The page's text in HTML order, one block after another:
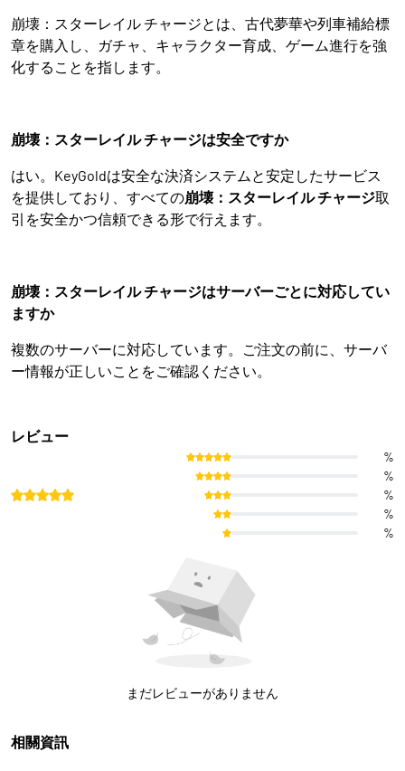
崩壊：スターレイル チャージとは、古代夢華や列車補給標
章を購入し、ガチャ、キャラクター育成、ゲーム進行を強
化することを指します。
崩壊：スターレイル チャージは安全ですか
はい。KeyGoldは安全な決済システムと安定したサービス
を提供しており、すべての崩壊：スターレイル チャージ取
引を安全かつ信頼できる形で行えます。
崩壊：スターレイル チャージはサーバーごとに対応してい
ますか
複数のサーバーに対応しています。ご注文の前に、サーバ
ー情報が正しいことをご確認ください。
レビュー
%
%
%
%
%
まだレビューがありません
相關資訊